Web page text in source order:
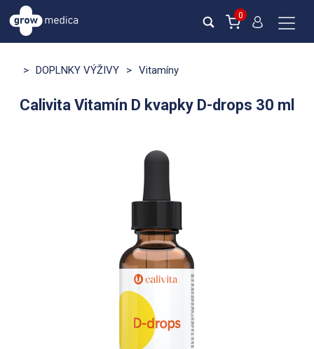
0
> DOPLNKY VÝŽIVY > Vitamíny
Calivita Vitamín D kvapky D-drops 30 ml